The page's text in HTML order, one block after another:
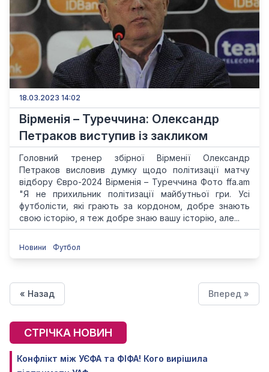
18.03.2023 14:02
Вірменія – Туреччина: Олександр
Петраков виступив із закликом
Головний тренер збірної Вірменії Олександр
Петраков висловив думку щодо політизації матчу
відбору Євро-2024 Вірменія – Туреччина Фото ffa.am
"Я не прихильник політизації майбутньої гри. Усі
футболісти, які грають за кордоном, добре знають
свою історію, я теж добре знаю вашу історію, але...
Новини Футбол
« Назад Вперед »
СТРІЧКА НОВИН
Конфлікт між УЄФА та ФІФА! Кого вирішила